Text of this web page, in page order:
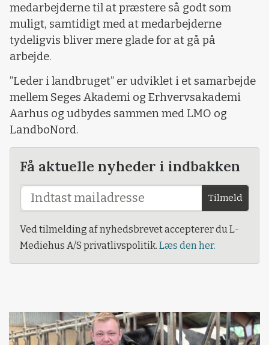
medarbejderne til at præstere så godt som
muligt, samtidigt med at medarbejderne
tydeligvis bliver mere glade for at gå på
arbejde.
”Leder i landbruget” er udviklet i et samarbejde
mellem Seges Akademi og Erhvervsakademi
Aarhus og udbydes sammen med LMO og
LandboNord.
Få aktuelle nyheder i indbakken
Tilmeld
Ved tilmelding af nyhedsbrevet accepterer du L-
Mediehus A/S privatlivspolitik. Læs den her.